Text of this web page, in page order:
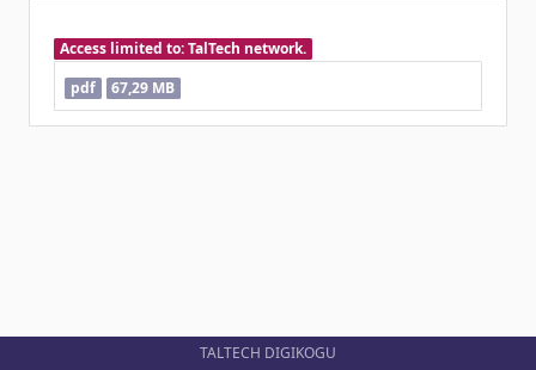
Access limited to: TalTech network.
pdf
67,29 MB
TALTECH DIGIKOGU